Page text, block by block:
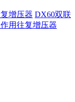
增压器 DX60双联
用往复增压器